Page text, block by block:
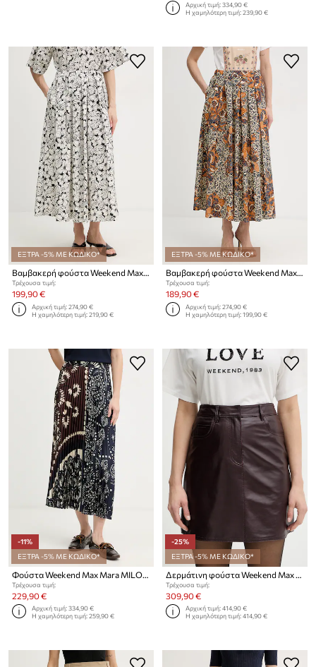
Αρχική τιμή:334,90 €
Η χαμηλότερη τιμή:239,90 €
ΕΞΤΡΑ -5% ΜΕ ΚΩΔΙΚΟ*
Βαμβακερή φούστα Weekend Max Mara UOMO
Τρέχουσα τιμή:
199,90 €
Αρχική τιμή:274,90 €
Η χαμηλότερη τιμή:219,90 €
ΕΞΤΡΑ -5% ΜΕ ΚΩΔΙΚΟ*
Βαμβακερή φούστα Weekend Max Mara UOMO
Τρέχουσα τιμή:
189,90 €
Αρχική τιμή:274,90 €
Η χαμηλότερη τιμή:199,90 €
-11%
ΕΞΤΡΑ -5% ΜΕ ΚΩΔΙΚΟ*
Τρέχουσα τιμή:
229,90 €
Αρχική τιμή:334,90 €
Η χαμηλότερη τιμή:259,90 €
-25%
ΕΞΤΡΑ -5% ΜΕ ΚΩΔΙΚΟ*
Τρέχουσα τιμή:
309,90 €
Αρχική τιμή:414,90 €
Η χαμηλότερη τιμή:414,90 €